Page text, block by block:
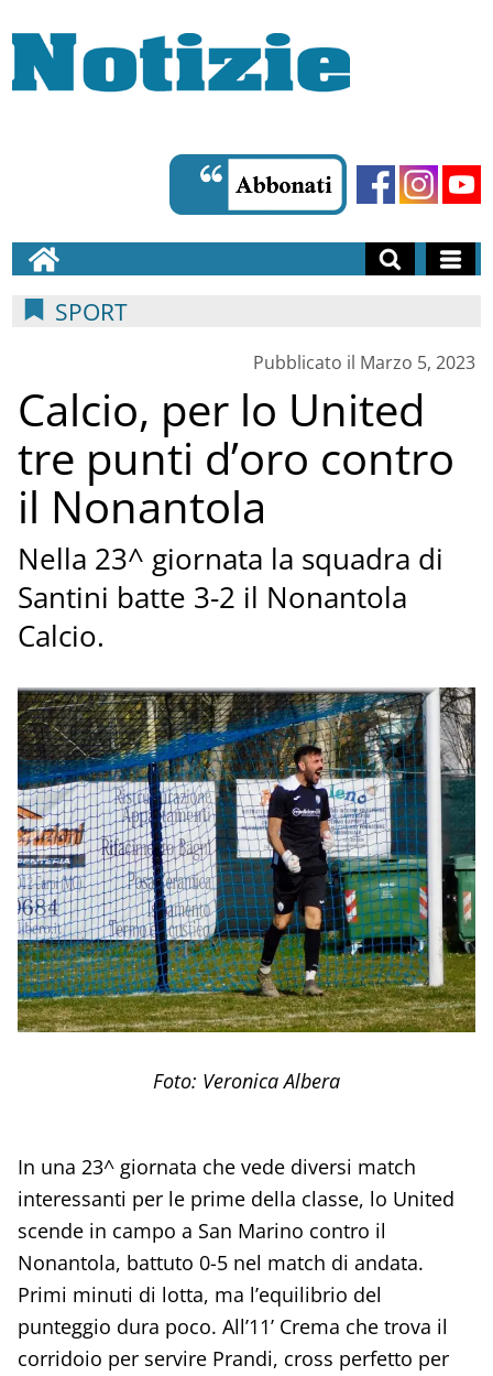
SPORT
Pubblicato il Marzo 5, 2023
Calcio, per lo United
tre punti d’oro contro
il Nonantola
Nella 23^ giornata la squadra di
Santini batte 3-2 il Nonantola
Calcio.
Foto: Veronica Albera
In una 23^ giornata che vede diversi match
interessanti per le prime della classe, lo United
scende in campo a San Marino contro il
Nonantola, battuto 0-5 nel match di andata.
Primi minuti di lotta, ma l’equilibrio del
punteggio dura poco. All’11’ Crema che trova il
corridoio per servire Prandi, cross perfetto per